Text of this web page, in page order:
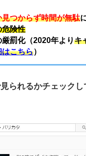
つからず時間が無駄
危険性
罰化（2020年よりキ
はこちら）
られるかチェックし